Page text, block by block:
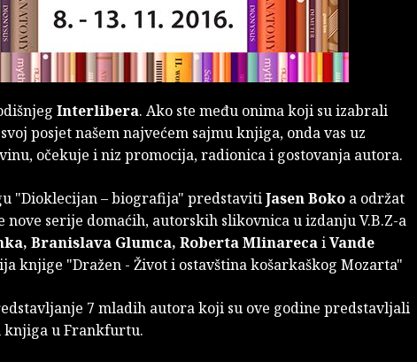
Interlibera. Ako ste među onima koji su izabrali
posjet našem najvećem sajmu knjiga, onda vas uz
očekuje i niz promocija, radionica i gostovanja autora.
"Dioklecijan – biografija" predstavitiJasen Boko a održat
nove serije domaćih, autorskih slikovnica u izdanju V.B.Z-a
Branislava Glumca, Roberta MlinarecaiVande
knjige "Dražen - Život i ostavština košarkaškog Mozarta"
7 mladih autora koji su ove godine predstavljali
knjiga u Frankfurtu.